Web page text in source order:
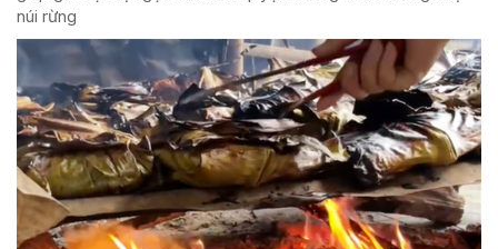
núi rừng